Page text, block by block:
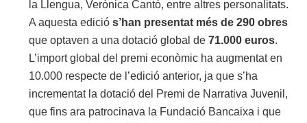
la Llengua, Verònica Cantó, entre altres personalitats.
A aquesta ediciós’han presentat més de 290 obres
que optaven a una dotació global de71.000 euros.
L’import global del premi econòmic ha augmentat en
10.000 respecte de l’edició anterior, ja que s’ha
incrementat la dotació del Premi de Narrativa Juvenil,
que fins ara patrocinava la Fundació Bancaixa i que